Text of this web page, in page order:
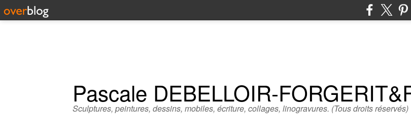
Pascale DEBELLOIR-
Sculptures, peintures, dessins, mobiles, écriture, collages, linogravures. (Tous droits réservés)